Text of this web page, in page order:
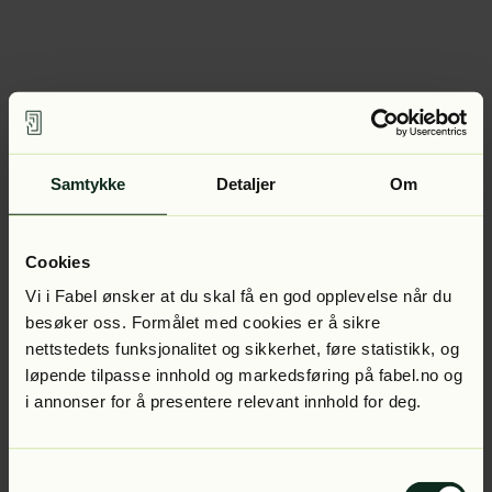
Samtykke Detaljer Om
Cookies
Vi i Fabel ønsker at du skal få en god opplevelse når du
besøker oss. Formålet med cookies er å sikre
nettstedets funksjonalitet og sikkerhet, føre statistikk, og
løpende tilpasse innhold og markedsføring på fabel.no og
i annonser for å presentere relevant innhold for deg.